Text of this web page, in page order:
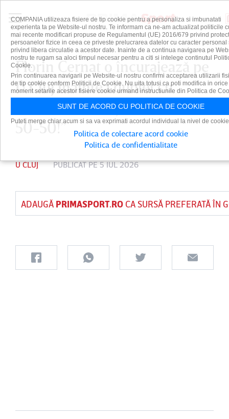
Florin Cernat o încurajează pe
U Cluj înaintea dublei cu
Dinamo Kiev: ”Şansele sunt
50-50!”
U CLUJ PUBLICAT PE 5 IUL 2026
ADAUGĂ PRIMASPORT.ROCA SURSĂ PREFERATĂ ÎN
COMPANIA utilizeaza fisiere de tip cookie pentru a personaliza si imbunatati
experienta ta pe Website-ul nostru. Te informam ca ne-am actualizat politicile
mai recente modificari propuse de Regulamentul (UE) 2016/679 privind
persoanelor fizice in ceea ce priveste prelucrarea datelor cu caracter personal
privind libera circulatie a acestor date. Inainte de a continua navigarea pe
nostru te rugam sa aloci timpul necesar pentru a citi si intelege continutul
Cookie.
Prin continuarea navigarii pe Website-ul nostru confirmi acceptarea utilizarii
de tip cookie conform Politicii de Cookie. Nu uita totusi ca poti modifica in orice
moment setarile acestor fisiere cookie urmand instructiunile din Politica de
SUNT DE ACORD CU POLITICA DE COOKIE
Puteti merge chiar acum si sa va exprimati acordul individual la nivel de
Politica de colectare acord cookie
Politica de confidentialitate